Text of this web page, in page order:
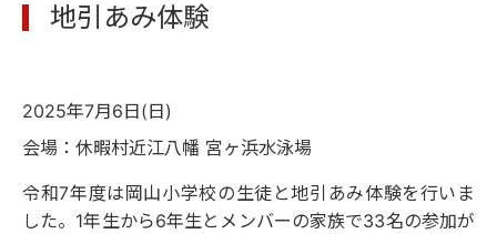
地引あみ体験
2025年7月6日(日)
会場：休暇村近江八幡 宮ヶ浜水泳場
令和7年度は岡山小学校の生徒と地引あみ体験を行いま
した。1年生から6年生とメンバーの家族で33名の参加が